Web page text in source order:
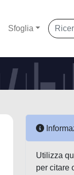
Sfoglia
Utilizza
per citare